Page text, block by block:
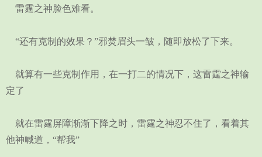
雷霆之神脸色难看。
“还有克制的效果？”邪焚眉头一皱，随即放松了下来。
就算有一些克制作用，在一打二的情况下，这雷霆之神输
定了
就在雷霆屏障渐渐下降之时，雷霆之神忍不住了，看着其
他神喊道，“帮我”